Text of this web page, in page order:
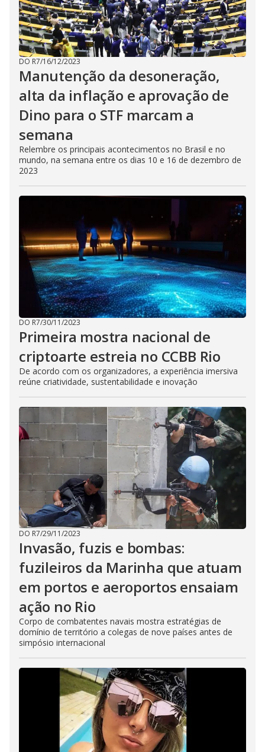
DO R7/16/12/2023
Manutenção da desoneração,
alta da inflação e aprovação de
Dino para o STF marcam a
semana
Relembre os principais acontecimentos no Brasil e no
mundo, na semana entre os dias 10 e 16 de dezembro de
2023
DO R7/30/11/2023
Primeira mostra nacional de
criptoarte estreia no CCBB Rio
De acordo com os organizadores, a experiência imersiva
reúne criatividade, sustentabilidade e inovação
DO R7/29/11/2023
Invasão, fuzis e bombas:
fuzileiros da Marinha que atuam
em portos e aeroportos ensaiam
ação no Rio
Corpo de combatentes navais mostra estratégias de
domínio de território a colegas de nove países antes de
simpósio internacional